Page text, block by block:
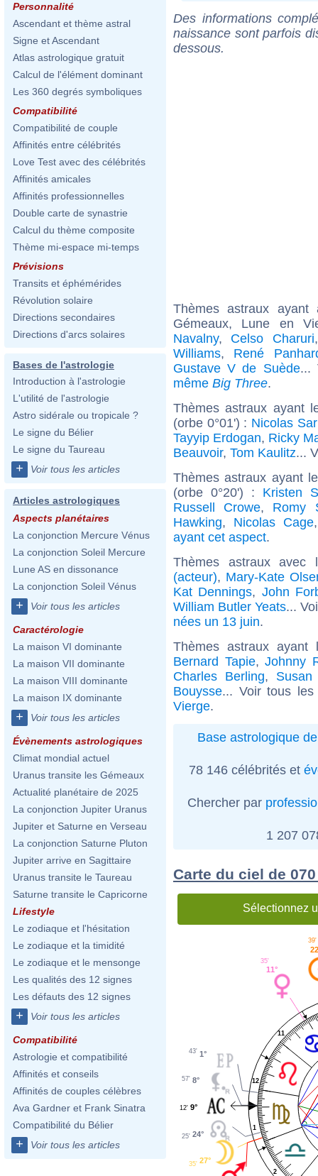
Personnalité
Ascendant et thème astral
Signe et Ascendant
Atlas astrologique gratuit
Calcul de l'élément dominant
Les 360 degrés symboliques
Compatibilité
Compatibilité de couple
Affinités entre célébrités
Love Test avec des célébrités
Affinités amicales
Affinités professionnelles
Double carte de synastrie
Calcul du thème composite
Thème mi-espace mi-temps
Prévisions
Transits et éphémérides
Révolution solaire
Directions secondaires
Directions d'arcs solaires
Bases de l'astrologie
Introduction à l'astrologie
L'utilité de l'astrologie
Astro sidérale ou tropicale ?
Le signe du Bélier
Le signe du Taureau
+ Voir tous les articles
Articles astrologiques
Aspects planétaires
La conjonction Mercure Vénus
La conjonction Soleil Mercure
Lune AS en dissonance
La conjonction Soleil Vénus
+ Voir tous les articles
Caractérologie
La maison VI dominante
La maison VII dominante
La maison VIII dominante
La maison IX dominante
+ Voir tous les articles
Évènements astrologiques
Climat mondial actuel
Uranus transite les Gémeaux
Actualité planétaire de 2025
La conjonction Jupiter Uranus
Jupiter et Saturne en Verseau
La conjonction Saturne Pluton
Jupiter arrive en Sagittaire
Uranus transite le Taureau
Saturne transite le Capricorne
Lifestyle
Le zodiaque et l'hésitation
Le zodiaque et la timidité
Le zodiaque et le mensonge
Les qualités des 12 signes
Les défauts des 12 signes
+ Voir tous les articles
Compatibilité
Astrologie et compatibilité
Affinités et conseils
Affinités de couples célèbres
Ava Gardner et Frank Sinatra
Compatibilité du Bélier
+ Voir tous les articles
Des informations
naissance sont parfois
dessous.
Thèmes astraux
Gémeaux, Lune en
Navalny, Celso Charuri
Williams, René
Gustave V de Suède...
même Big Three.
Thèmes astraux ayant
(orbe 0°01') : Nicolas
Tayyip Erdogan, Ricky
Beauvoir, Tom Kaulitz...
Thèmes astraux ayant
(orbe 0°20') : Kristen
Russell Crowe, Romy
Hawking, Nicolas Cage
ayant cet aspect.
Thèmes astraux
(acteur), Mary-Kate
Kat Dennings, John
William Butler Yeats...
nées un 13 juin.
Thèmes astraux
Bernard Tapie,Johnny
Charles Berling, Susan
Bouysse... Voir tous
Vierge.
Base astrologique
78 146 célébrités et
Chercher par
1 207
Carte du ciel de
Sélectionnez
1
2
11
12
39'
11°
35'
1°
43'
8°
57'
9°
12'
24°
25'
27°
35'